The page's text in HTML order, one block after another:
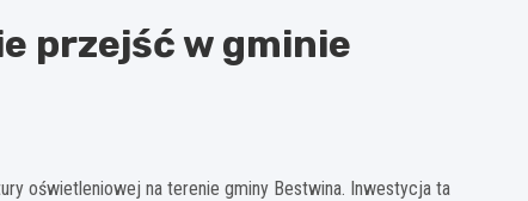
przejść w gminie
oświetleniowej na terenie gminy Bestwina. Inwestycja ta